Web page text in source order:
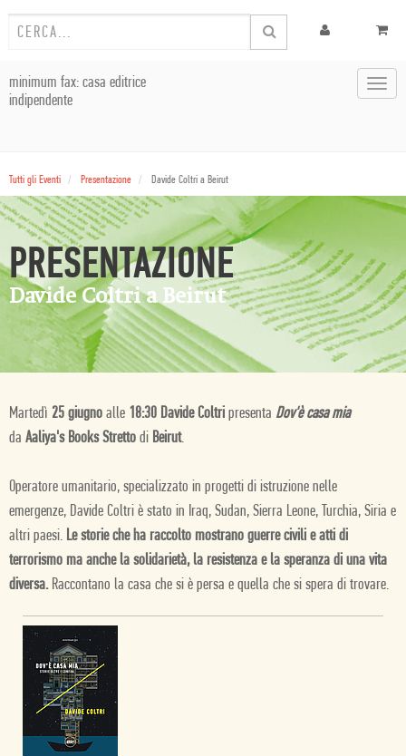
minimum fax: casa editrice
indipendente
Tutti gli Eventi Presentazione Davide Coltri a Beirut
PRESENTAZIONE
Davide Coltri a Beirut
Martedì 25 giugno alle 18:30 Davide Coltri presenta Dov'è casa mia
da Aaliya's Books Stretto di Beirut.
Operatore umanitario, specializzato in progetti di istruzione nelle
emergenze, Davide Coltri è stato in Iraq, Sudan, Sierra Leone, Turchia, Siria e
altri paesi. Le storie che ha raccolto mostrano guerre civili e atti di
terrorismo ma anche la solidarietà, la resistenza e la speranza di una vita
diversa. Raccontano la casa che si è persa e quella che si spera di trovare.